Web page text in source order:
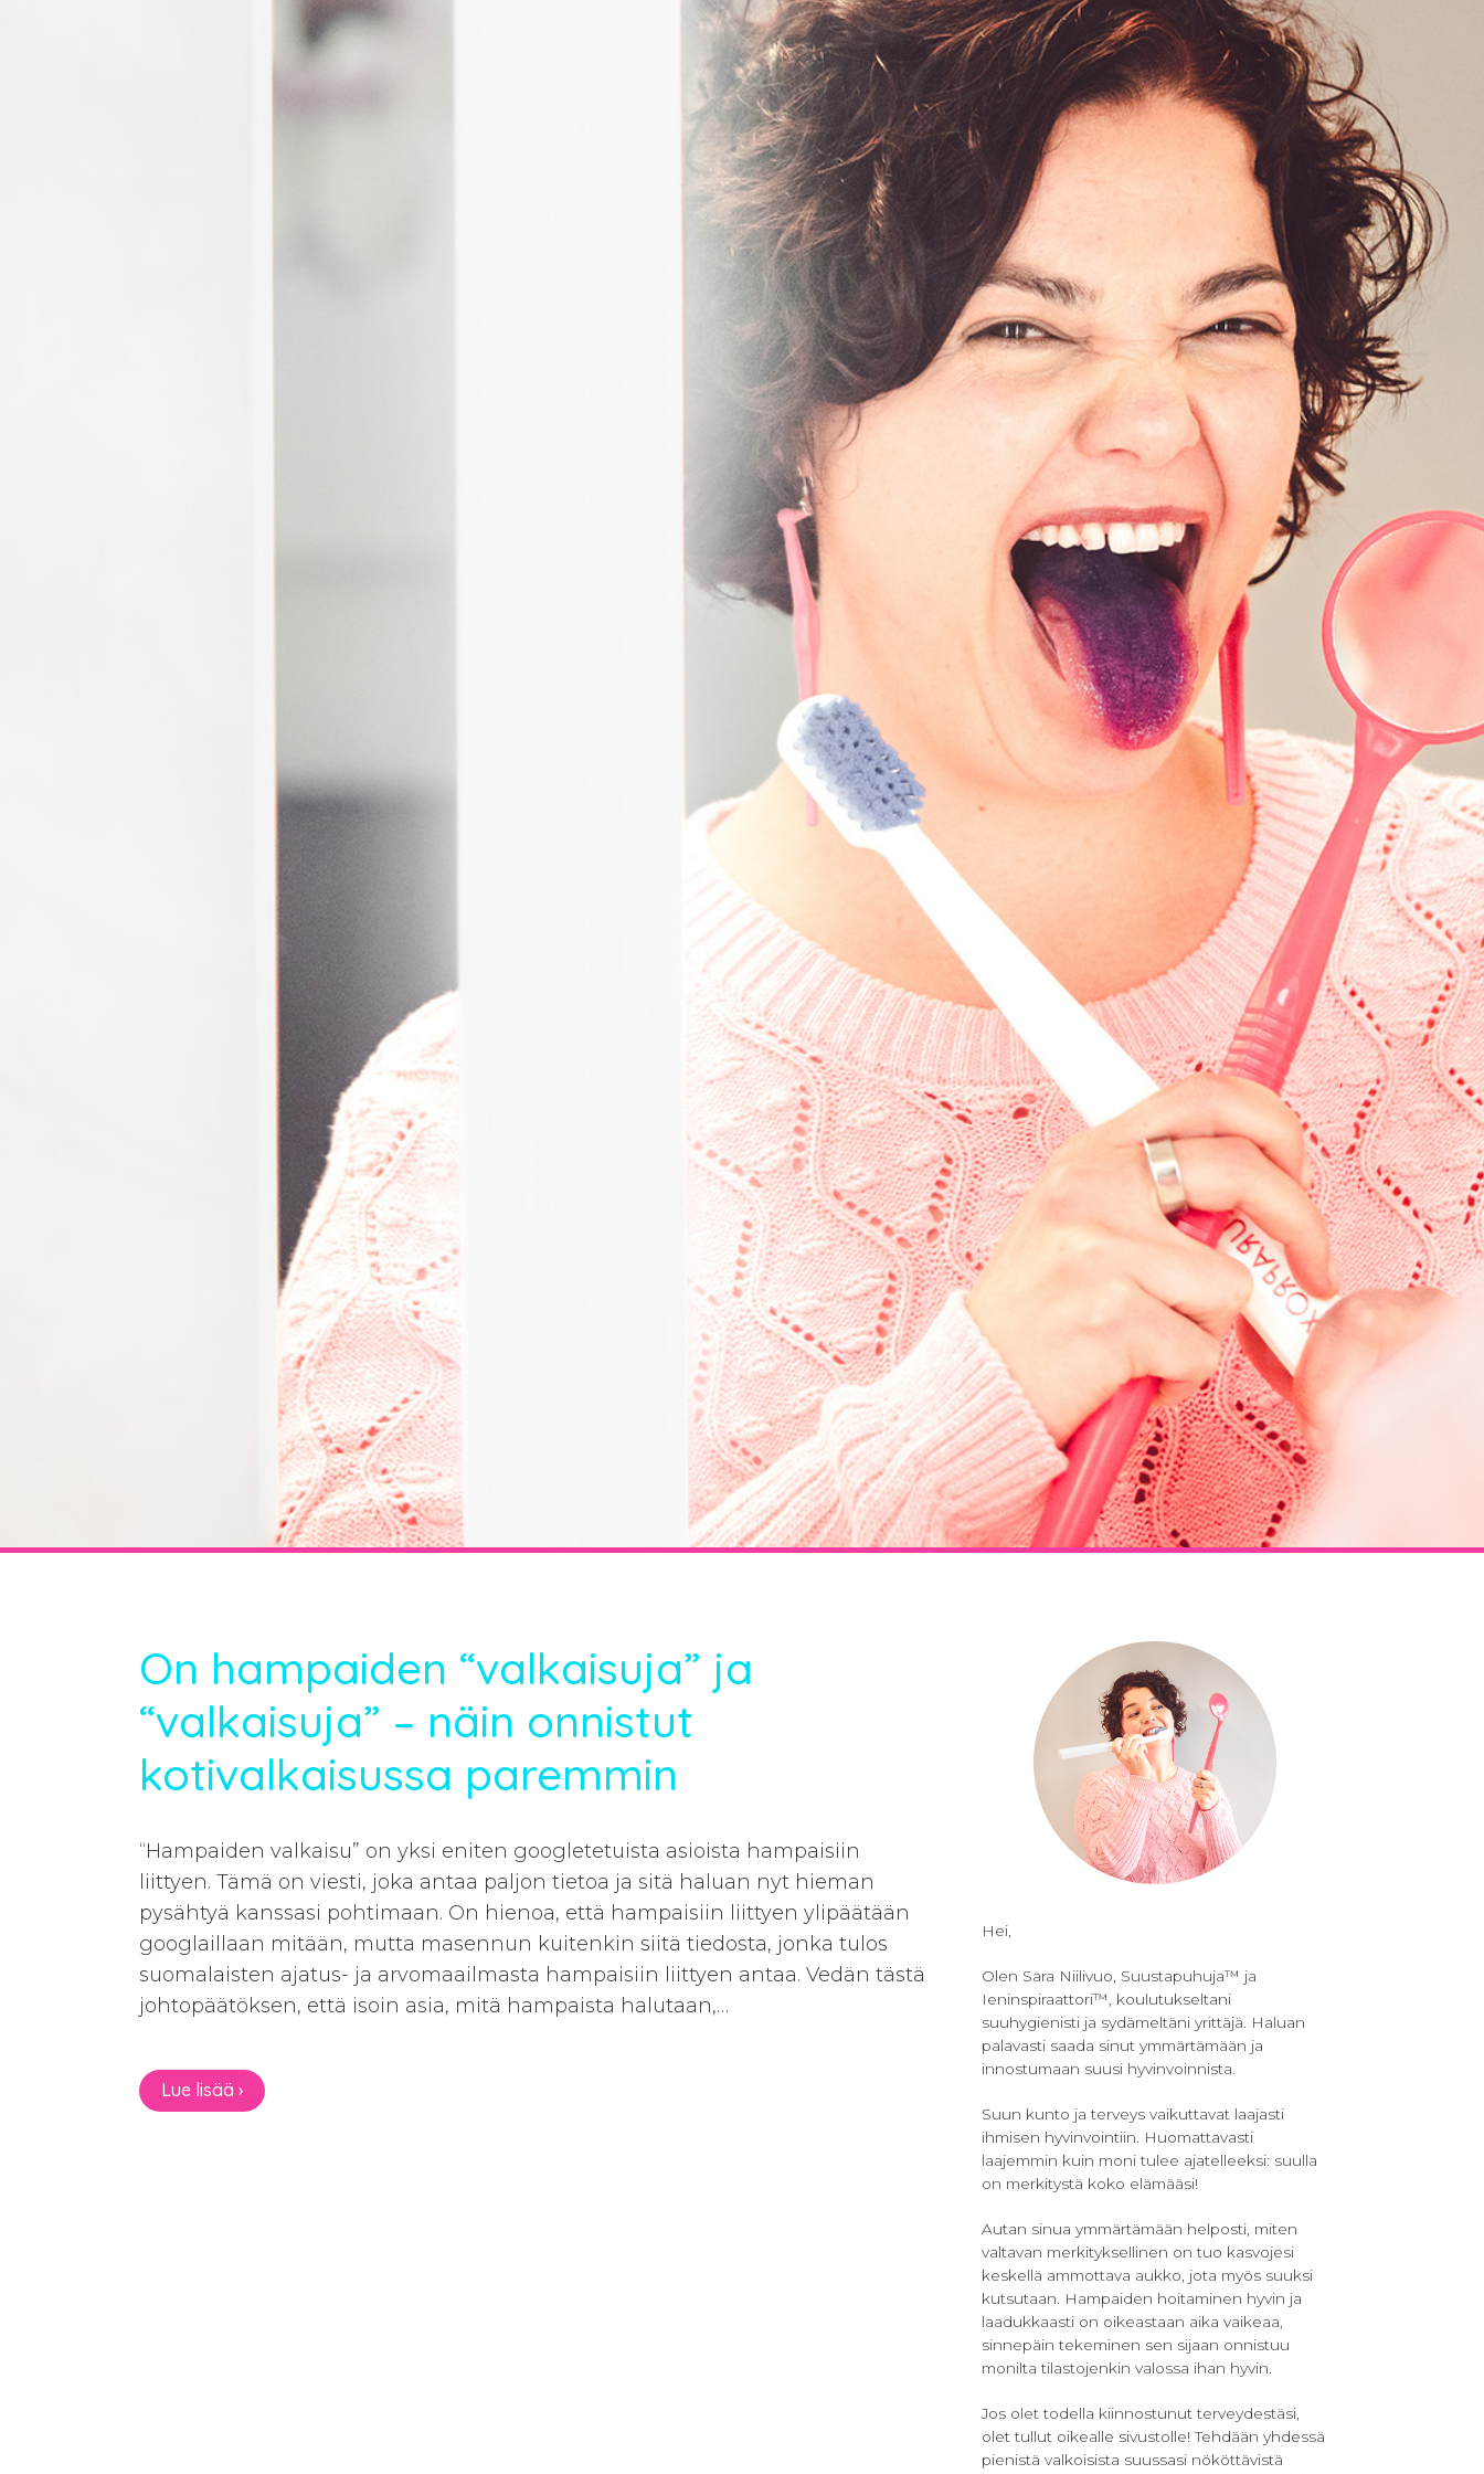
On hampaiden “valkaisuja” ja
“valkaisuja” – näin onnistut
kotivalkaisussa paremmin
“Hampaiden valkaisu” on yksi eniten googletetuista asioista hampaisiin
liittyen. Tämä on viesti, joka antaa paljon tietoa ja sitä haluan nyt hieman
pysähtyä kanssasi pohtimaan. On hienoa, että hampaisiin liittyen ylipäätään
googlaillaan mitään, mutta masennun kuitenkin siitä tiedosta, jonka tulos
suomalaisten ajatus- ja arvomaailmasta hampaisiin liittyen antaa. Vedän tästä
johtopäätöksen, että isoin asia, mitä hampaista halutaan,…
Lue lisää ›
Hei,
Olen Sara Niilivuo, Suustapuhuja™ ja
Ieninspiraattori™, koulutukseltani
suuhygienisti ja sydämeltäni yrittäjä. Haluan
palavasti saada sinut ymmärtämään ja
innostumaan suusi hyvinvoinnista.
Suun kunto ja terveys vaikuttavat laajasti
ihmisen hyvinvointiin. Huomattavasti
laajemmin kuin moni tulee ajatelleeksi: suulla
on merkitystä koko elämääsi!
Autan sinua ymmärtämään helposti, miten
valtavan merkityksellinen on tuo kasvojesi
keskellä ammottava aukko, jota myös suuksi
kutsutaan. Hampaiden hoitaminen hyvin ja
laadukkaasti on oikeastaan aika vaikeaa,
sinnepäin tekeminen sen sijaan onnistuu
monilta tilastojenkin valossa ihan hyvin.
Jos olet todella kiinnostunut terveydestäsi,
olet tullut oikealle sivustolle! Tehdään yhdessä
pienistä valkoisista suussasi nököttävistä